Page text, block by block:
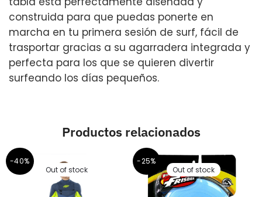
construida para que puedas ponerte en
marcha en tu primera sesión de surf, fácil de
trasportar gracias a su agarradera integrada y
perfecta para los que se quieren divertir
surfeando los días pequeños.
Productos relacionados
-40%
Out of stock
-25%
Out of stock